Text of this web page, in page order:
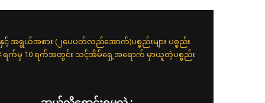
ရွယ်အစား (၂ပေပတ်လည်အောက်)ပစ္စည်းများ ပစ္စည်း
င့် 3 ရက်မှ 10 ရက်အတွင်း သင့်အိမ်ရှေ့အရောက် မှာယူတဲ့ပစ္စည်း